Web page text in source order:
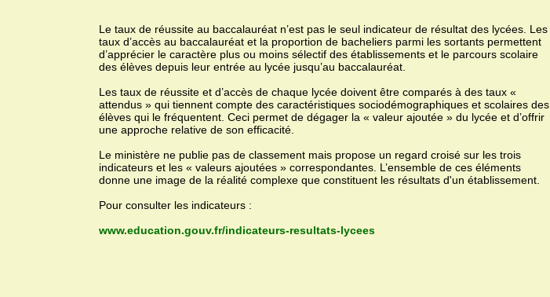
Le taux de réussite au baccalauréat n’est pas le seul indicateur de résultat des lycées. Les
taux d’accès au baccalauréat et la proportion de bacheliers parmi les sortants permettent
d’apprécier le caractère plus ou moins sélectif des établissements et le parcours scolaire
des élèves depuis leur entrée au lycée jusqu’au baccalauréat.
Les taux de réussite et d’accès de chaque lycée doivent être comparés à des taux «
attendus » qui tiennent compte des caractéristiques sociodémographiques et scolaires des
élèves qui le fréquentent. Ceci permet de dégager la « valeur ajoutée » du lycée et d’offrir
une approche relative de son efficacité.
Le ministère ne publie pas de classement mais propose un regard croisé sur les trois
indicateurs et les « valeurs ajoutées » correspondantes. L’ensemble de ces éléments
donne une image de la réalité complexe que constituent les résultats d'un établissement.
Pour consulter les indicateurs :
www.education.gouv.fr/indicateurs-resultats-lycees